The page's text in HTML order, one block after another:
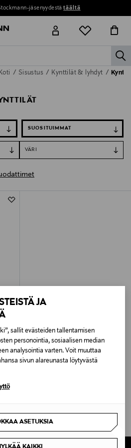
JA
sallit evästeiden tallentamisen
personointia, sosiaalisen median
analysointia varten. Voit muuttaa
sivun alareunasta löytyvästä
ASETUKSIA
jäsenyydestätäältä
LAPSET KOTI
Sisustus Kynttilät & lyhdyt
VÄRI